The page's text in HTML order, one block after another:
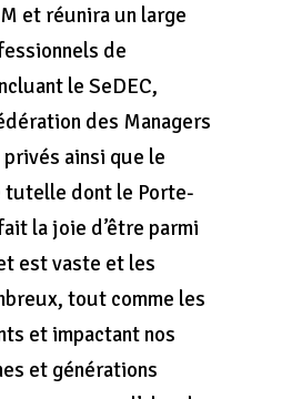
et réunira un large
de
le SeDEC,
des Managers
ainsi que le
dont le Porte-
la joie d’être parmi
est vaste et les
tout comme les
et impactant nos
et générations